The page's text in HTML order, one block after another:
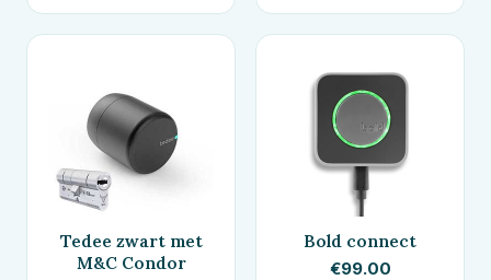
Tedee zwart met
M&C Condor
Bold connect
€99.00